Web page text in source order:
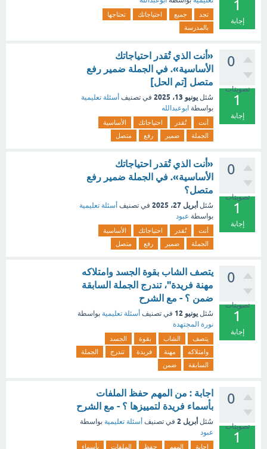
1
إجابة
تجد جميع احتياجاتك
تحتاجها
بالمدرسة
0
تصويتات
1
إجابة
«أنت الذي تُقدر احتياجاتك
الأساسية». في الجملة ضمير رفع
متصل [تم الحل]
سُئل يونيو 13، 2025 في تصنيف أسئلة تعليمية
بواسطة ابوعبدالله
أنت تُقدر احتياجاتك
الأساسية
الجملة
ضمير رفع متصل
0
تصويتات
1
إجابة
«أنت الذي تُقدر احتياجاتك
الأساسية». في الجملة ضمير رفع
متصل؟
سُئل أبريل 27، 2025 في تصنيف أسئلة تعليمية
بواسطة عبود
أنت تُقدر احتياجاتك
الأساسية
الجملة
ضمير رفع متصل
0
تصويتات
1
إجابة
يتصف الشاب بقوة الجسد وامتلاكه
مهنة فريدة"، تندرج الجملة السابقة
ضمن ؟ - مع الشرح
سُئل يونيو 12 في تصنيف أسئلة تعليمية بواسطة
نورة المجتهدة
يتصف الشاب بقوة
الجسد
وامتلاكه
مهنة فريدة تندرج
الجملة
السابقة
ضمن
0
تصويتات
1
اجابة : من المهم حفظ الملفات
بأسماء فريدة لتمييزها ؟ - مع الشرح
سُئل أبريل 2 في تصنيف أسئلة تعليمية بواسطة
عبود
اجابة المهم حفظ الملفات بأسماء